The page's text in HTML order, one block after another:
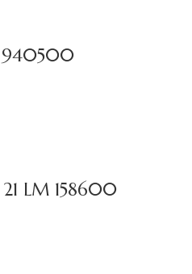
940500
LM 158600